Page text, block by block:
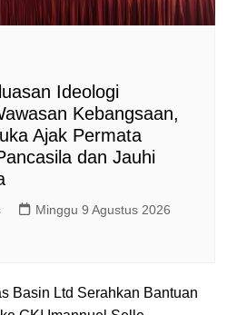
Ideologi
Kebangsaan,
Ajak Permata
dan Jauhi
Minggu 9 Agustus 2026